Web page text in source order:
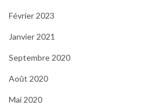
Février 2023
Janvier 2021
Septembre 2020
Août 2020
Mai 2020